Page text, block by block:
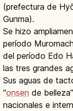
(prefectura de
Gunma).
Se hizo
período
del período Edo
las tres grandes
Sus aguas de
“onsen de
nacionales e